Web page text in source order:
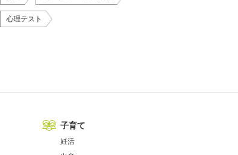
心理テスト
子育て
妊活